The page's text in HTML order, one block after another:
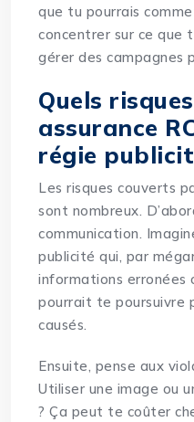
que tu pourrais
concentrer sur ce que
gérer des campagnes
Quels
assurance
régie
Les risques couverts
sont nombreux.
communication.
publicité qui, par
informations erronées
pourrait te poursuivre
causés.
Ensuite, pense aux
Utiliser une image ou
? Ça peut te coûter